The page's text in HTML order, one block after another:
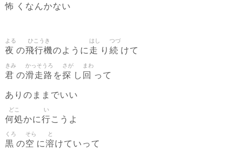
怖 くなんかない
夜
よる
の飛行機
ひこうき
のように走
はし
り 続
つづ
けて
君
きみ
の滑走路
かっそうろ
を探
さが
し 回
まわ
って
ありのままでいい
何処
どこ
かに行
い
こうよ
黒
くろ
の空
そら
に溶
と
けていって